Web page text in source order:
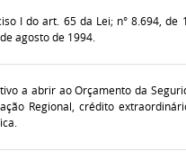
I do art. 65 da Lei; n° 8.694, de
agosto de 1994.
a abrir ao Orçamento da
Regional, crédito